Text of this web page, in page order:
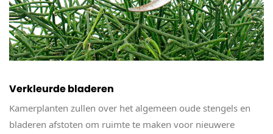
Verkleurde bladeren
Kamerplanten zullen over het algemeen oude stengels en
bladeren afstoten om ruimte te maken voor nieuwere